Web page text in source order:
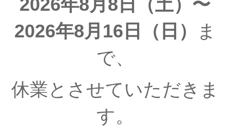
2026年8月8日（土）〜
2026年8月16日（日）
ま
で、
休業とさせていただきま
す。